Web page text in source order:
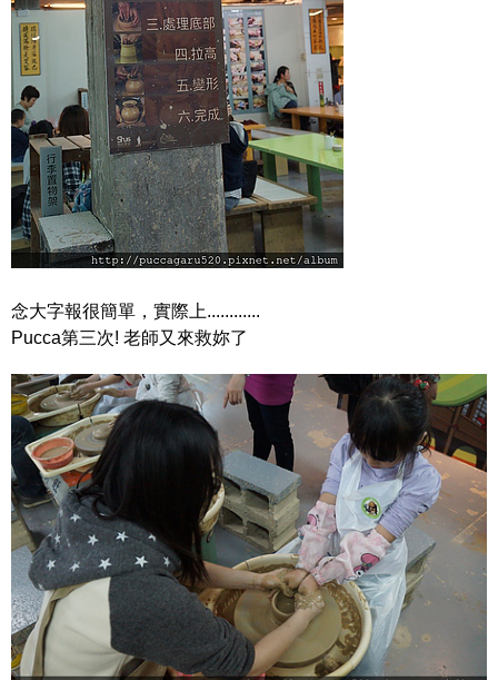
念大字報很簡單，實際上............
Pucca第三次! 老師又來救妳了